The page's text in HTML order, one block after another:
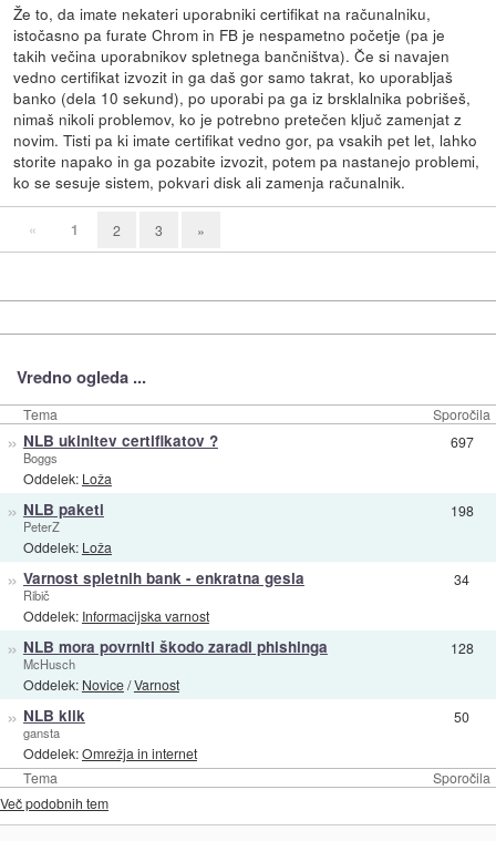
Že to, da imate nekateri uporabniki certifikat na računalniku,
istočasno pa furate Chrom in FB je nespametno početje (pa je
takih večina uporabnikov spletnega bančništva). Če si navajen
vedno certifikat izvozit in ga daš gor samo takrat, ko uporabljaš
banko (dela 10 sekund), po uporabi pa ga iz brsklalnika pobrišeš,
nimaš nikoli problemov, ko je potrebno pretečen ključ zamenjat z
novim. Tisti pa ki imate certifikat vedno gor, pa vsakih pet let, lahko
storite napako in ga pozabite izvozit, potem pa nastanejo problemi,
ko se sesuje sistem, pokvari disk ali zamenja računalnik.
« 1 2 3 »
Vredno ogleda ...
Tema Sporočila
Tema Sporočila
» NLB ukinitev certifikatov ?
Boggs
Oddelek: Loža
697
» NLB paketi
PeterZ
Oddelek: Loža
198
» Varnost spletnih bank - enkratna gesla
Ribič
Oddelek: Informacijska varnost
34
» NLB mora povrniti škodo zaradi phishinga
McHusch
Oddelek: Novice/Varnost
128
» NLB klik
gansta
Oddelek:Omrežja in internet
50
Več podobnih tem